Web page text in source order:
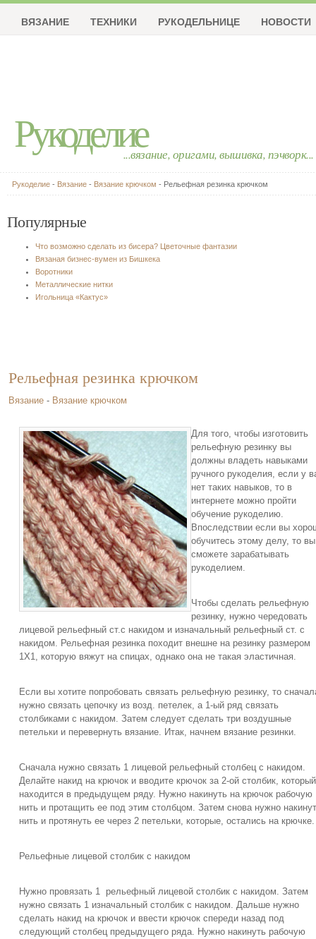
Рукоделие...вязание, оригами, вышивка, пэчворк...
ВЯЗАНИЕ ТЕХНИКИ РУКОДЕЛЬНИЦЕ НОВОСТИ
Рукоделие - Вязание - Вязание крючком - Рельефная резинка крючком
Популярные
Что возможно сделать из бисера? Цветочные фантазии
Вязаная бизнес-вумен из Бишкека
Воротники
Металлические нитки
Игольница «Кактус»
Рельефная резинка крючком
Вязание - Вязание крючком
Для того, чтобы изготовить
рельефную резинку вы
должны владеть навыками
ручного рукоделия, если у
нет таких навыков, то в
интернете можно пройти
обучение рукоделию.
Впоследствии если вы
обучитесь этому делу, то вы
сможете зарабатывать
рукоделием.
Чтобы сделать рельефную
резинку, нужно чередовать
лицевой рельефный ст.с накидом и изначальный рельефный ст. с
накидом. Рельефная резинка походит внешне на резинку размером
1Х1, которую вяжут на спицах, однако она не такая эластичная.
Если вы хотите попробовать связать рельефную резинку, то
нужно связать цепочку из возд. петелек, а 1-ый ряд связать
столбиками с накидом. Затем следует сделать три воздушные
петельки и перевернуть вязание. Итак, начнем вязание резинки.
Сначала нужно связать 1 лицевой рельефный столбец с накидом.
Делайте накид на крючок и вводите крючок за 2-ой столбик, который
находится в предыдущем ряду. Нужно накинуть на крючок рабочую
нить и протащить ее под этим столбцом. Затем снова нужно
нить и протянуть ее через 2 петельки, которые, остались на крючке.
Рельефные лицевой столбик с накидом
Нужно провязать 1 рельефный лицевой столбик с накидом. Затем
нужно связать 1 изначальный столбик с накидом. Дальше нужно
сделать накид на крючок и ввести крючок спереди назад под
следующий столбец предыдущего ряда. Нужно накинуть рабочую